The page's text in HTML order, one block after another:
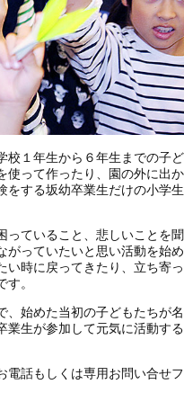
校１年生から６年生までの子ど
使って作ったり、園の外に出か
をする坂幼卒業生だけの小学生
っていること、悲しいことを聞
がっていたいと思い活動を始め
い時に戻ってきたり、立ち寄っ
。
、始めた当初の子どもたちが名
業生が参加して元気に活動する
電話もしくは専用お問い合せフ